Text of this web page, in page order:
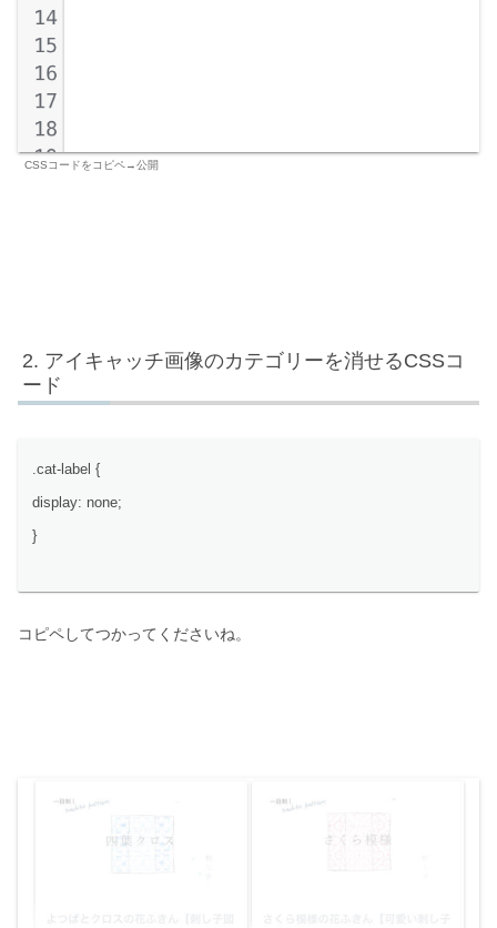
CSSコードをコピペ→公開
アイキャッチ画像のカテゴリーを消せるCSSコ
ード
.cat-label {
display: none;
}
コピペしてつかってくださいね。